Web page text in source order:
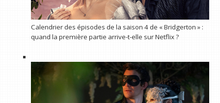
Calendrier des épisodes de la saison 4 de « Bridgerton » :
quand la première partie arrive-t-elle sur Netflix ?